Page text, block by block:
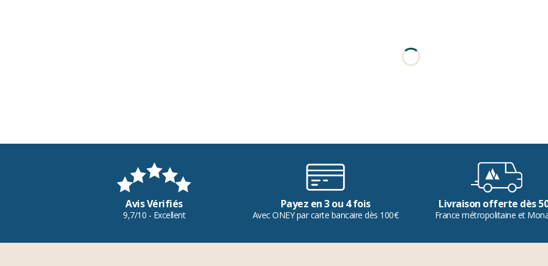
Avis Vérifiés
9,7/10 - Excellent
Payez en 3 ou 4 fois
Avec ONEY par carte bancaire dès 100€
Livraison offerte dès
France métropolitaine et